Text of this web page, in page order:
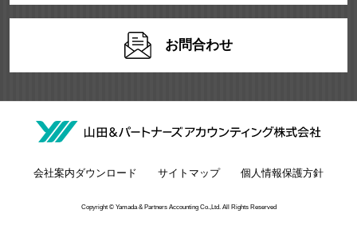
お問合わせ
会社案内ダウンロード サイトマップ 個人情報保護方針
Copyright © Yamada & Partners Accounting Co.,Ltd. All Rights Reserved